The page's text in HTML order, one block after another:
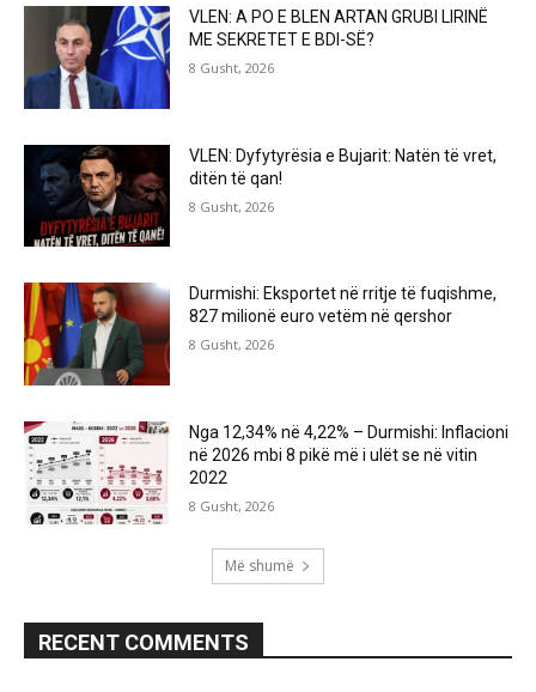
VLEN: A PO E BLEN ARTAN GRUBI LIRINË
ME SEKRETET E BDI-SË?
8 Gusht, 2026
VLEN: Dyfytyrësia e Bujarit: Natën të vret,
ditën të qan!
8 Gusht, 2026
Durmishi: Eksportet në rritje të fuqishme,
827 milionë euro vetëm në qershor
8 Gusht, 2026
Nga 12,34% në 4,22% – Durmishi: Inflacioni
në 2026 mbi 8 pikë më i ulët se në vitin
2022
8 Gusht, 2026
Më shumë
RECENT COMMENTS